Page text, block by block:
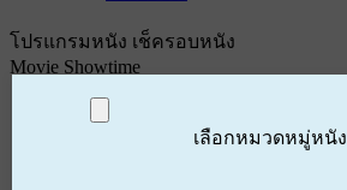
โปรแกรมหนัง เช็ครอบหนัง
Movie Showtime
เลือกหมวดหมู่หนัง